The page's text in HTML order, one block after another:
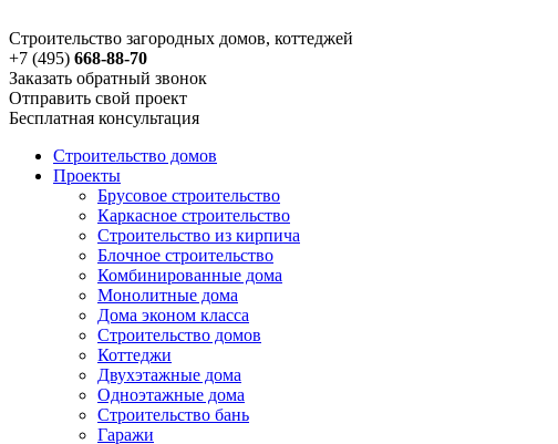
Строительство загородных домов, коттеджей
+7 (495) 668-88-70
Заказать обратный звонок
Отправить свой проект
Бесплатная консультация
Строительство домов
Проекты
Брусовое строительство
Каркасное строительство
Строительство из кирпича
Блочное строительство
Комбинированные дома
Монолитные дома
Дома эконом класса
Строительство домов
Коттеджи
Двухэтажные дома
Одноэтажные дома
Строительство бань
Гаражи